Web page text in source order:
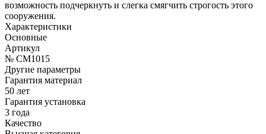
возможность подчеркнуть и слегка смягчить строгость этого
сооружения.
Характеристики
Основные
Артикул
№ CM1015
Другие параметры
Гарантия материал
50 лет
Гарантия установка
3 года
Качество